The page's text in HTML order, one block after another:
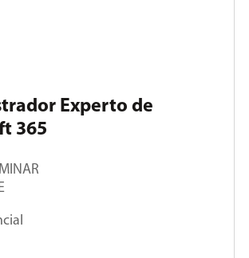
Experto de
365